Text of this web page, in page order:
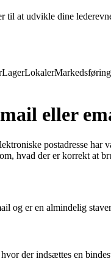
til at udvikle dine
LagerLokalerMarkedsføring
eller
postadresse
hvad der er korrekt at
og er en almindelig
der indsættes en